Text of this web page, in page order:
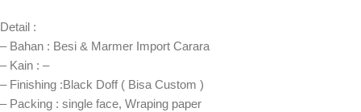
Detail :
– Bahan : Besi & Marmer Import Carara
– Kain : –
– Finishing :Black Doff ( Bisa Custom )
– Packing : single face, Wraping paper